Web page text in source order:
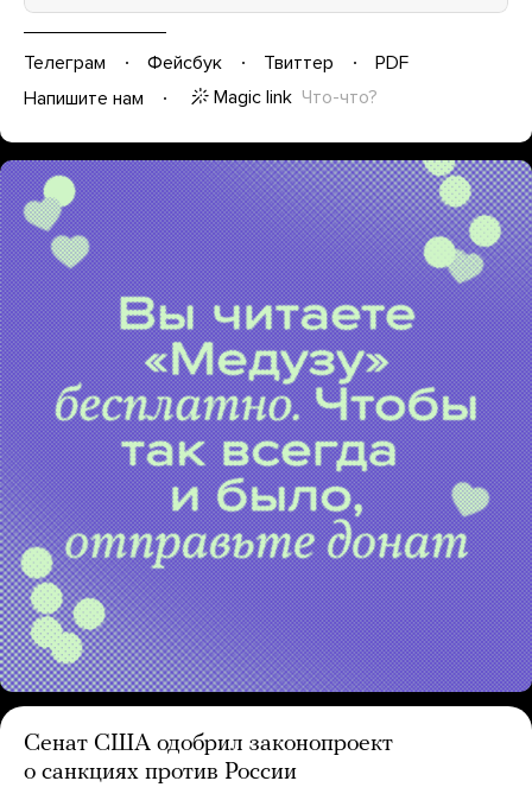
Телеграм Фейсбук Твиттер
PDF
Напишите нам
Magic link Что-что?
Сенат США одобрил законопроект
о санкциях против России